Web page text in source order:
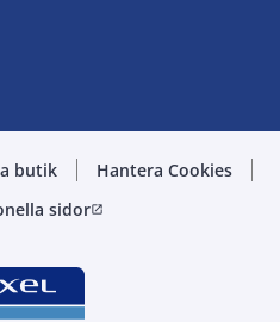
butik
Hantera Cookies
sidoropen_in_new